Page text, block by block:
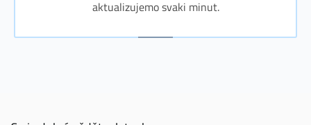
aktualizujemo svaki minut.